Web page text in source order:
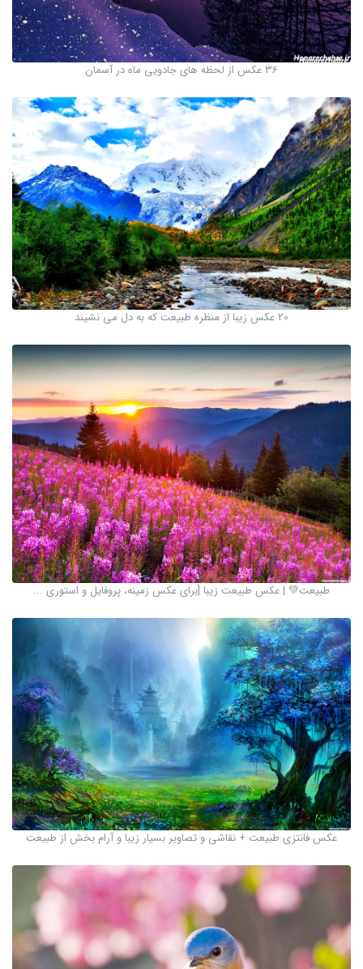
36 عکس از لحظه های جادویی ماه در آسمان
20 عکس زیبا از منظره طبیعت که به دل می نشیند
طبیعت💚 | عکس طبیعت زیبا [برای عکس زمینه، پروفایل و استوری ...
عکس فانتزی طبیعت + نقاشی و تصاویر بسیار زیبا و آرام بخش از طبیعت